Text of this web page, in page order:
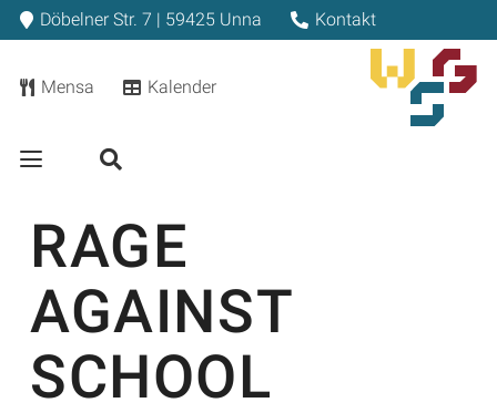
Döbelner Str. 7 | 59425 Unna Kontakt
Mensa Kalender
RAGE
AGAINST
SCHOOL